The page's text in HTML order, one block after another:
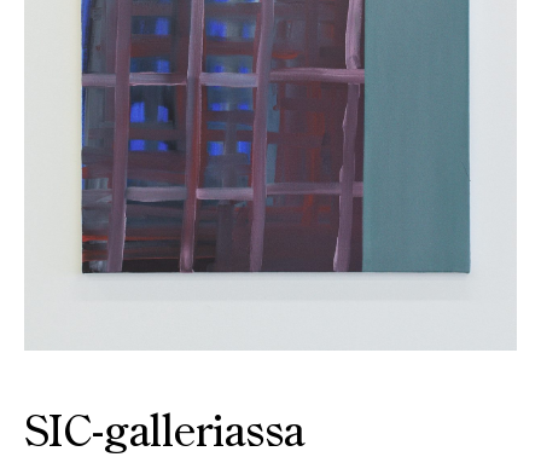
SIC-galleriassa